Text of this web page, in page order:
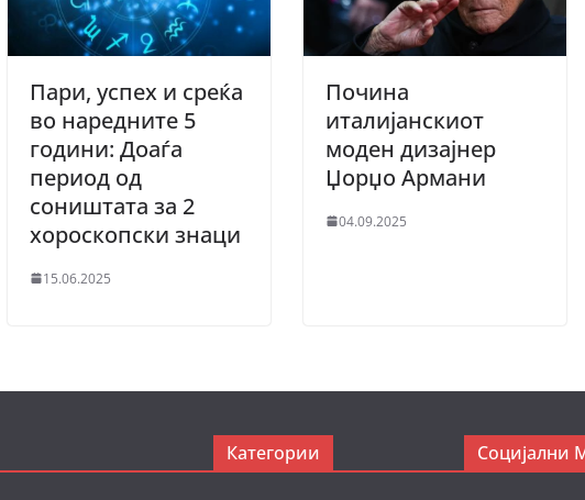
Пари, успех и среќа
во наредните 5
години: Доаѓа
период од
соништата за 2
хороскопски знаци
15.06.2025
Почина
италијанскиот
моден дизајнер
Џорџо Армани
04.09.2025
Категории Социјални